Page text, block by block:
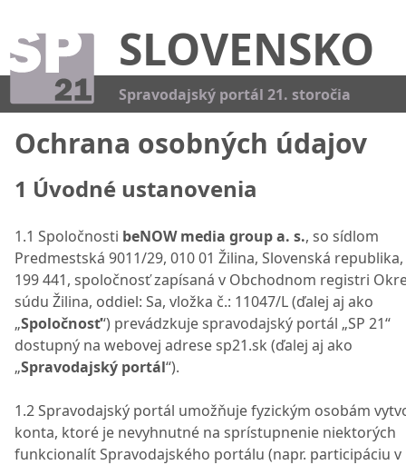
SLOVENSKO
Spravodajský portál 21. storočia
Ochrana osobných údajov
1 Úvodné ustanovenia
1.1 Spoločnosti beNOW media group a. s., so sídlom
Predmestská 9011/29, 010 01 Žilina, Slovenská republika,
199 441, spoločnosť zapísaná v Obchodnom registri
súdu Žilina, oddiel: Sa, vložka č.: 11047/L (ďalej aj ako
„Spoločnosť“) prevádzkuje spravodajský portál „SP 21“
dostupný na webovej adrese sp21.sk (ďalej aj ako
„Spravodajský portál“).
1.2 Spravodajský portál umožňuje fyzickým osobám
konta, ktoré je nevyhnutné na sprístupnenie niektorých
funkcionalít Spravodajského portálu (napr. participáciu v